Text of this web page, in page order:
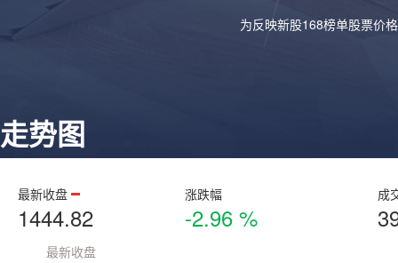
为反映新股168榜单股票价
走势图
最新收盘
1444.82
涨跌幅
-2.96 %
成